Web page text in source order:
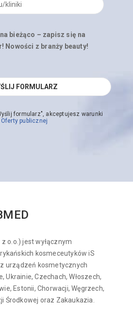
na bieżąco – zapisz się na
Nowości z branży beauty!
formularz", akceptujesz warunki
Oferty publicznej
z o.o.) jest wyłącznym
kosmeceutyków iS
urządzeń kosmetycznych
Ukrainie, Czechach, Włoszech,
Estonii, Chorwacji, Węgrzech,
Środkowej oraz Zakaukazia.